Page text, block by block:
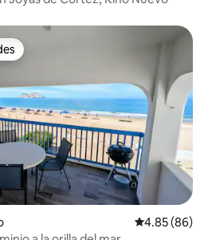
Calificación
4.85 (86)